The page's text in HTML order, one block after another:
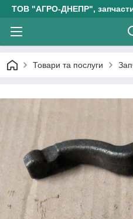
ТОВ "АГРО-ДНЕПР",
Товари та послуги